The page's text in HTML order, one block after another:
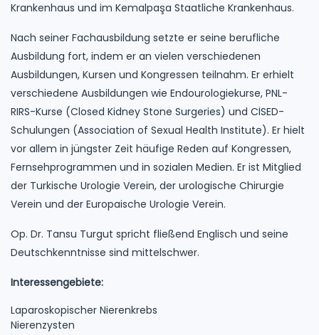
Krankenhaus und im Kemalpaşa Staatliche Krankenhaus.
Nach seiner Fachausbildung setzte er seine berufliche
Ausbildung fort, indem er an vielen verschiedenen
Ausbildungen, Kursen und Kongressen teilnahm. Er erhielt
verschiedene Ausbildungen wie Endourologiekurse, PNL-
RIRS-Kurse (Closed Kidney Stone Surgeries) und CİSED-
Schulungen (Association of Sexual Health Institute). Er hielt
vor allem in jüngster Zeit häufige Reden auf Kongressen,
Fernsehprogrammen und in sozialen Medien. Er ist Mitglied
der Turkische Urologie Verein, der urologische Chirurgie
Verein und der Europaische Urologie Verein.
Op. Dr. Tansu Turgut spricht fließend Englisch und seine
Deutschkenntnisse sind mittelschwer.
Interessengebiete:
Laparoskopischer Nierenkrebs
Nierenzysten